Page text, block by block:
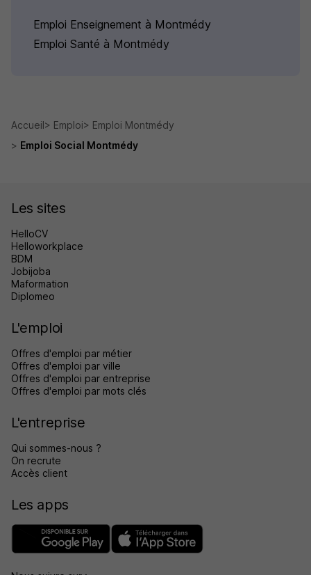
Emploi Enseignement à Montmédy
Emploi Santé à Montmédy
Accueil Emploi
Emploi Montmédy
Emploi Social Montmédy
Les sites
HelloCV
Helloworkplace
BDM
Jobijoba
Maformation
Diplomeo
L'emploi
Offres d'emploi par métier
Offres d'emploi par ville
Offres d'emploi par entreprise
Offres d'emploi par mots clés
L'entreprise
Qui sommes-nous ?
On recrute
Accès client
Les apps